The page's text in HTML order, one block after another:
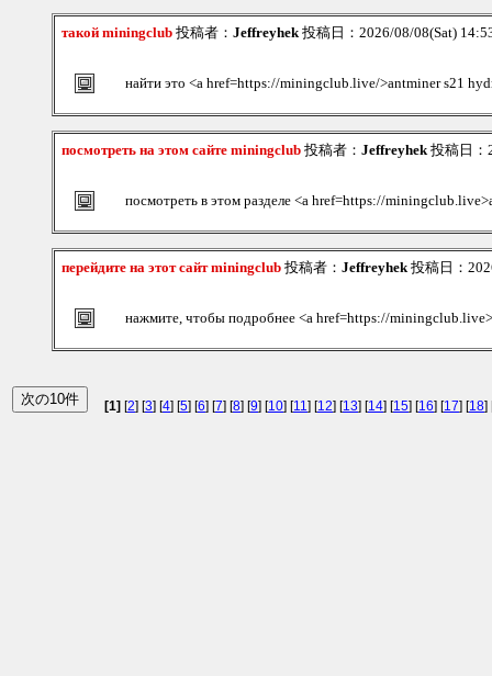
такой miningclub 投稿者： Jeffreyhek投稿日：2026/08/08(Sat)
найти это <a href=https://miningclub.live/>antminer s21
посмотреть на этом сайте miningclub 投稿者： Jeffreyhek投稿日：
посмотреть в этом разделе <a href=https://
перейдите на этот сайт miningclub 投稿者： Jeffreyhek投稿日：
нажмите, чтобы подробнее <a href=https://
[1] [2] [3] [4] [5] [6] [7] [8] [9] [10] [11] [12] [13] [14] [15] [16] [17] [18]